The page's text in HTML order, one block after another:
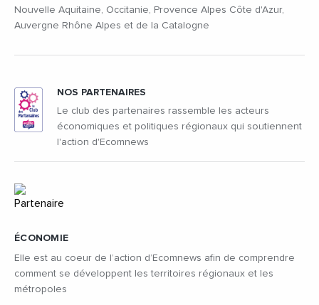
Nouvelle Aquitaine, Occitanie, Provence Alpes Côte d'Azur,
Auvergne Rhône Alpes et de la Catalogne
ÉCONOMIE
Elle est au coeur de l’action d’Ecomnews afin de comprendre
comment se développent les territoires régionaux et les
métropoles
NOS PARTENAIRES
Le club des partenaires rassemble les acteurs
économiques et politiques régionaux qui soutiennent
l'action d'Ecomnews